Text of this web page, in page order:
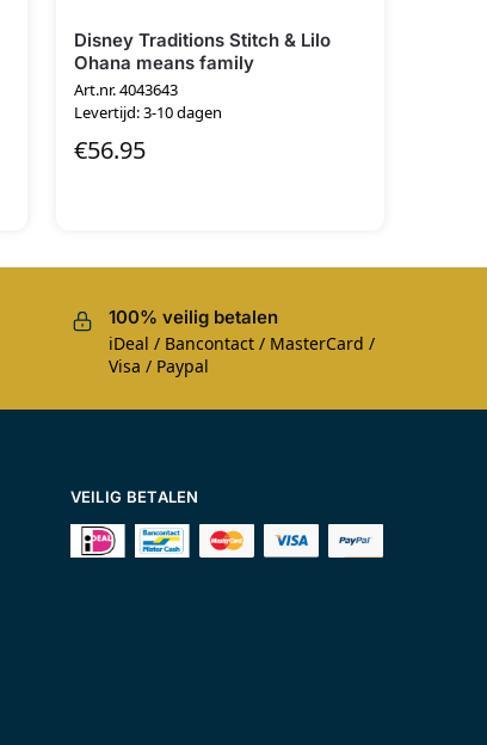
Disney Traditions Stitch & Lilo
Ohana means family
Art.nr. 4043643
Levertijd: 3-10 dagen
€56.95
100% veilig betalen
iDeal / Bancontact / MasterCard /
Visa / Paypal
VEILIG BETALEN